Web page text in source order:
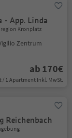
- App. Linda
Kronplatz
Zentrum
ab 170€
/ 1 Apartment Inkl. MwSt.
Reichenbach